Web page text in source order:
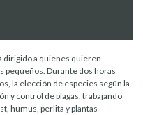
dirigido a quienes quieren
pequeños. Durante dos horas
la elección de especies según la
y control de plagas, trabajando
humus, perlita y plantas